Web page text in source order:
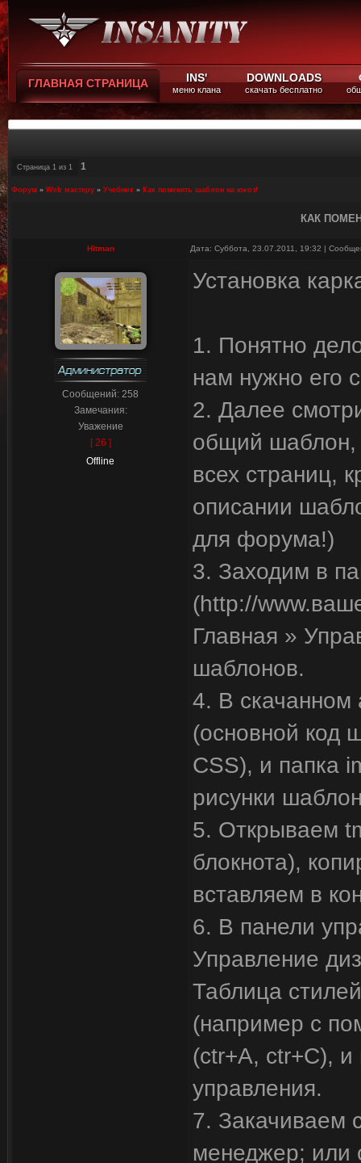
ГЛАВНАЯ СТРАНИЦА INS'
меню клана
DOWNLOADS
скачать бесплатно
Страница 1 из 1 1
Форум » Web мастеру » Учебник » Как поменять шаблон на юкоз!
КАК
Hitman Дата: Суббота, 23.07.2011, 19:32 |
Сообщений: 258
Замечания:
Уважение
[ 26 ]
Offline
Установка
1. Понятно
нам нужно его
2. Далее
общий шаблон,
всех страниц,
описании
для форума!)
3. Заходим в
(http://
Главная »
шаблонов.
4. В скачанном
(основной код
CSS), и папка
рисунки
5. Открываем
блокнота),
вставляем в
6. В панели
Управление
Таблица
(например с
(ctr+A, ctr+C), и
управления.
7. Закачиваем
менеджер; или